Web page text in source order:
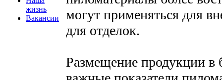
жизнь
Вакансии
могут применяться для
для отделок.
Размещение продукции в